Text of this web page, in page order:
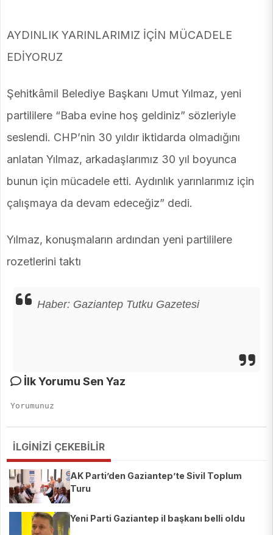
AYDINLIK YARINLARIMIZ İÇİN MÜCADELE
EDİYORUZ
Şehitkâmil Belediye Başkanı Umut Yılmaz, yeni
partililere “Baba evine hoş geldiniz” sözleriyle
seslendi. CHP’nin 30 yıldır iktidarda olmadığını
anlatan Yılmaz, arkadaşlarımız 30 yıl boyunca
bunun için mücadele etti. Aydınlık yarınlarımız için
çalışmaya da devam edeceğiz” dedi.
Yılmaz, konuşmaların ardından yeni partililere
rozetlerini taktı
Haber: Gaziantep Tutku Gazetesi
İlk Yorumu Sen Yaz
İLGİNİZİ ÇEKEBİLİR
AK Parti’den Gaziantep’te Sivil Toplum
Turu
Yeni Parti Gaziantep il başkanı belli oldu